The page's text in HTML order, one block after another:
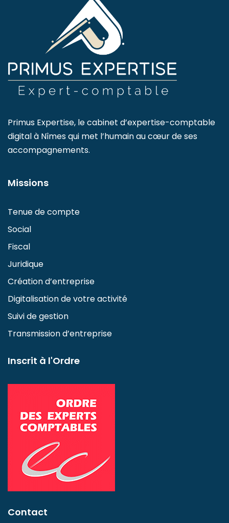
Primus Expertise, le cabinet d’expertise-comptable
digital à Nîmes qui met l’humain au cœur de ses
accompagnements.
Missions
Tenue de compte
Social
Fiscal
Juridique
Création d’entreprise
Digitalisation de votre activité
Suivi de gestion
Transmission d’entreprise
Inscrit à l'Ordre
Contact